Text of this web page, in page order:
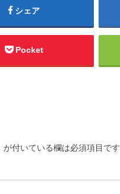
シェア
Pocket
が付いている欄は必須項目です